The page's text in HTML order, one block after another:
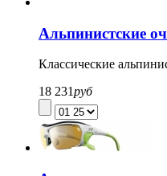
Альпинистские
Классические
18 231руб